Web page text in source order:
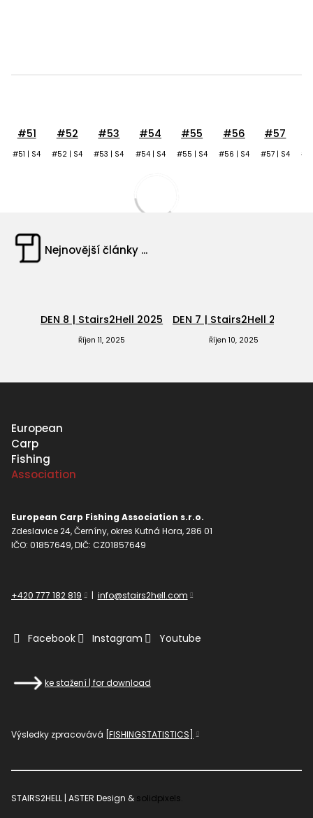
#51
#51 | S4
#52
#52 | S4
#53
#53 | S4
#54
#54 | S4
#55
#55 | S4
#56
#56 | S4
#57
#57 | S4
Nejnovější články ...
DEN 8 | Stairs2Hell 2025
Říjen 11, 2025
DEN 7 | Stairs2Hell 2025
Říjen 10, 2025
European
Carp
Fishing
Association
European Carp Fishing Association s.r.o.
Zdeslavice 24, Černíny, okres Kutná Hora, 286 01
IČO: 01857649, DIČ: CZ01857649
+420 777 182 819 | info@stairs2hell.com
Facebook Instagram Youtube
ke stažení | for download
Výsledky zpracovává [FISHINGSTATISTICS]
STAIRS2HELL | ASTER Design & solidpixels.